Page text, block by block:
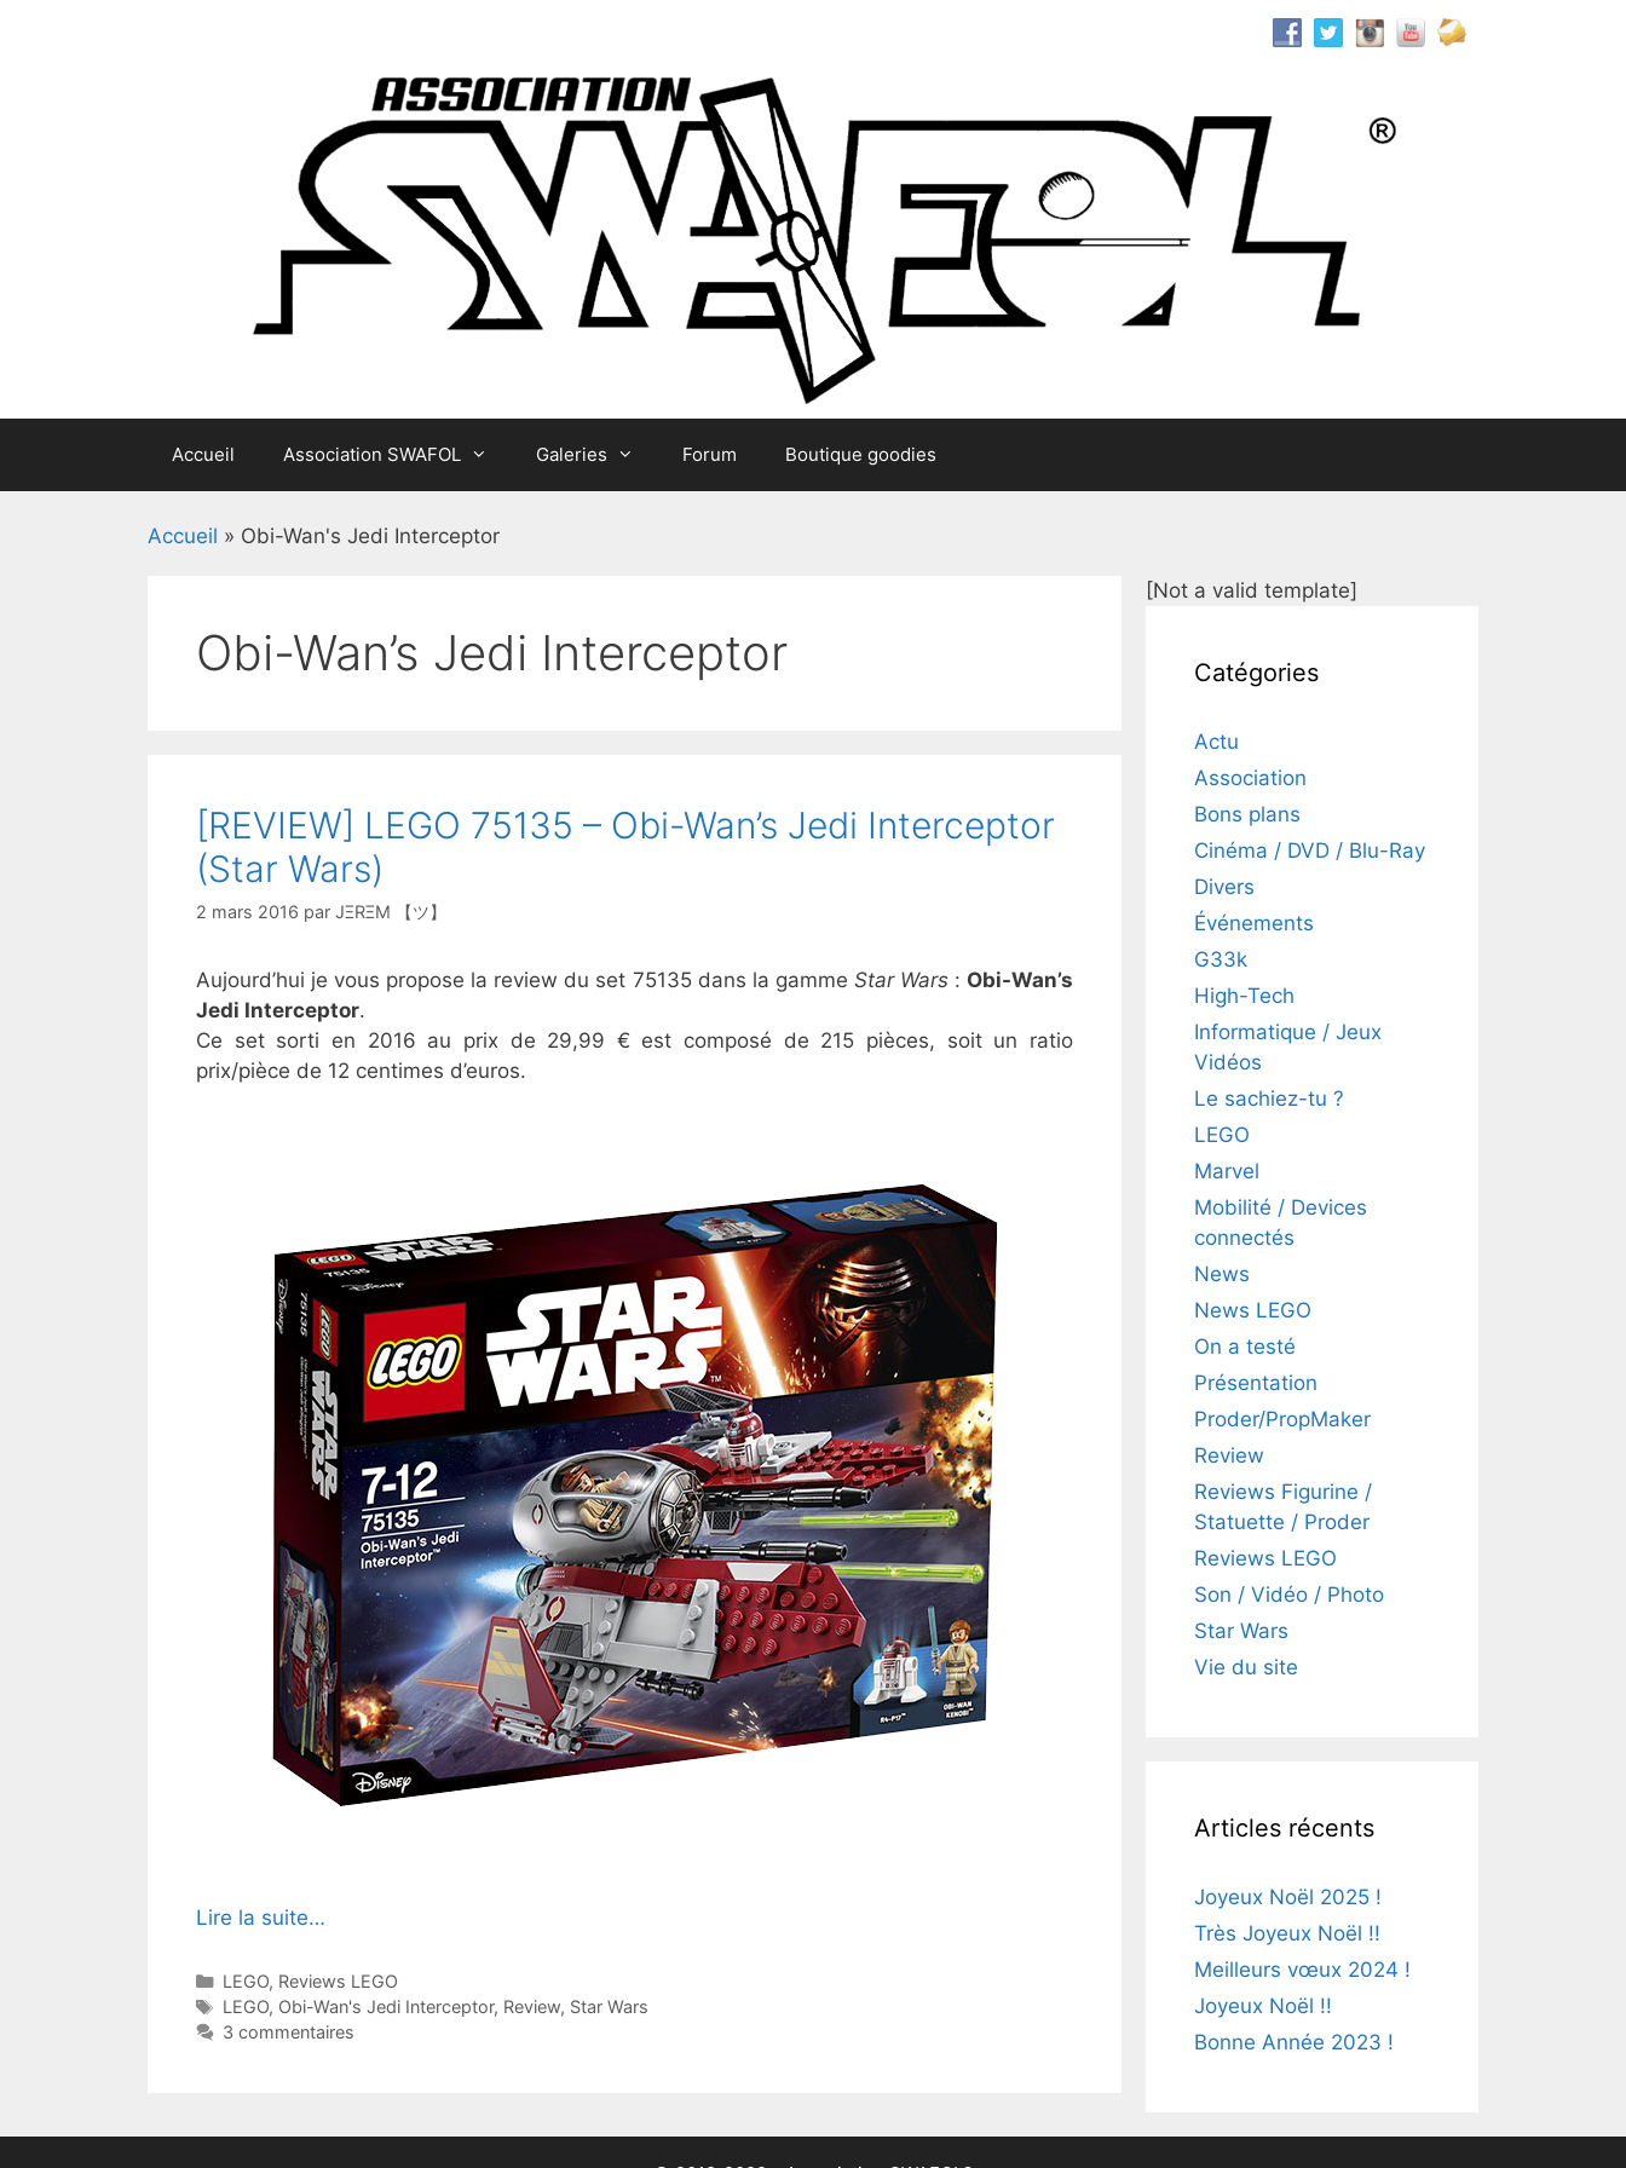
Accueil Association SWAFOL Galeries Forum Boutique goodies
Accueil » Obi-Wan's Jedi Interceptor
Obi-Wan’s Jedi Interceptor
[REVIEW] LEGO 75135 – Obi-Wan’s Jedi Interceptor
(Star Wars)
2 mars 2016 par JΞRΞM 【ツ】
Aujourd’hui je vous propose la review du set 75135 dans la gamme Star Wars: Obi-Wan’s
Jedi Interceptor.
Ce set sorti en 2016 au prix de 29,99 € est composé de 215 pièces, soit un ratio
prix/pièce de 12 centimes d’euros.
Lire la suite…
Catégories
LEGO, Reviews LEGO
Étiquettes
LEGO, Obi-Wan's Jedi Interceptor, Review, Star Wars
3 commentaires
[Not a valid template]
Catégories
Actu
Association
Bons plans
Cinéma / DVD / Blu-Ray
Divers
Événements
G33k
High-Tech
Informatique / Jeux
Vidéos
Le sachiez-tu ?
LEGO
Marvel
Mobilité / Devices
connectés
News
News LEGO
On a testé
Présentation
Proder/PropMaker
Review
Reviews Figurine /
Statuette / Proder
Reviews LEGO
Son / Vidéo / Photo
Star Wars
Vie du site
Articles récents
Joyeux Noël 2025 !
Très Joyeux Noël !!
Meilleurs vœux 2024 !
Joyeux Noël !!
Bonne Année 2023 !